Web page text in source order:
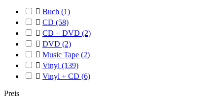
 Buch (1)
 CD (58)
 CD + DVD (2)
 DVD (2)
 Music Tape (2)
 Vinyl (139)
 Vinyl + CD (6)
Preis